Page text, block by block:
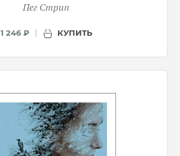
Пег Стрип
1 246 ₽ КУПИТЬ